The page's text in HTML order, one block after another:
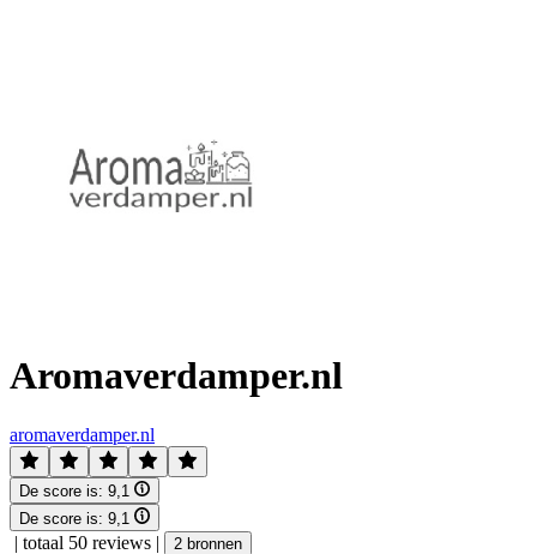
Aromaverdamper.nl
aromaverdamper.nl
De score is: 9,1
De score is: 9,1
| totaal 50 reviews | 2 bronnen